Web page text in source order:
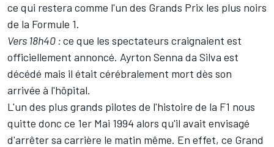
ce qui restera comme l'un des Grands Prix les plus noirs
de la Formule 1.
Vers 18h40 :ce que les spectateurs craignaient est
officiellement annoncé. Ayrton Senna da Silva est
décédé mais il était cérébralement mort dès son
arrivée à l'hôpital.
L'un des plus grands pilotes de l'histoire de la F1 nous
quitte donc ce 1er Mai 1994 alors qu'il avait envisagé
d'arrêter sa carrière le matin même. En effet, ce Grand